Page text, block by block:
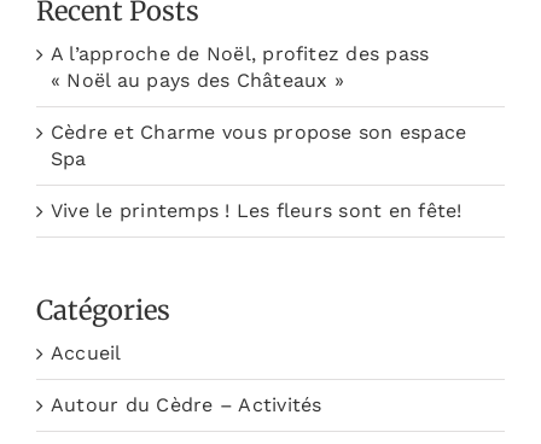
Recent Posts
A l’approche de Noël, profitez des pass
« Noël au pays des Châteaux »
Cèdre et Charme vous propose son espace
Spa
Vive le printemps ! Les fleurs sont en fête!
Catégories
Accueil
Autour du Cèdre – Activités